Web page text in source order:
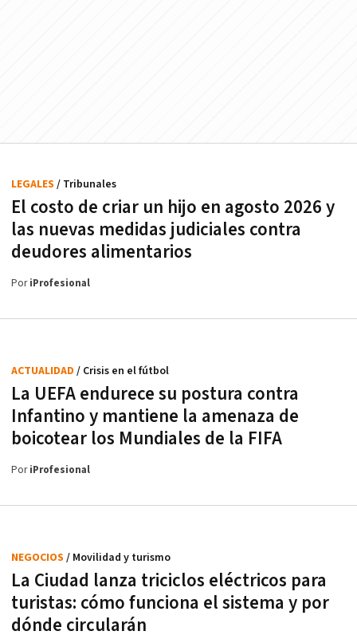
El costo de criar un hijo en agosto 2026 y
las nuevas medidas judiciales contra
deudores alimentarios
LEGALES / Tribunales
PoriProfesional
La UEFA endurece su postura contra
Infantino y mantiene la amenaza de
boicotear los Mundiales de la FIFA
ACTUALIDAD / Crisis en el fútbol
PoriProfesional
La Ciudad lanza triciclos eléctricos para
turistas: cómo funciona el sistema y por
dónde circularán
NEGOCIOS / Movilidad y turismo